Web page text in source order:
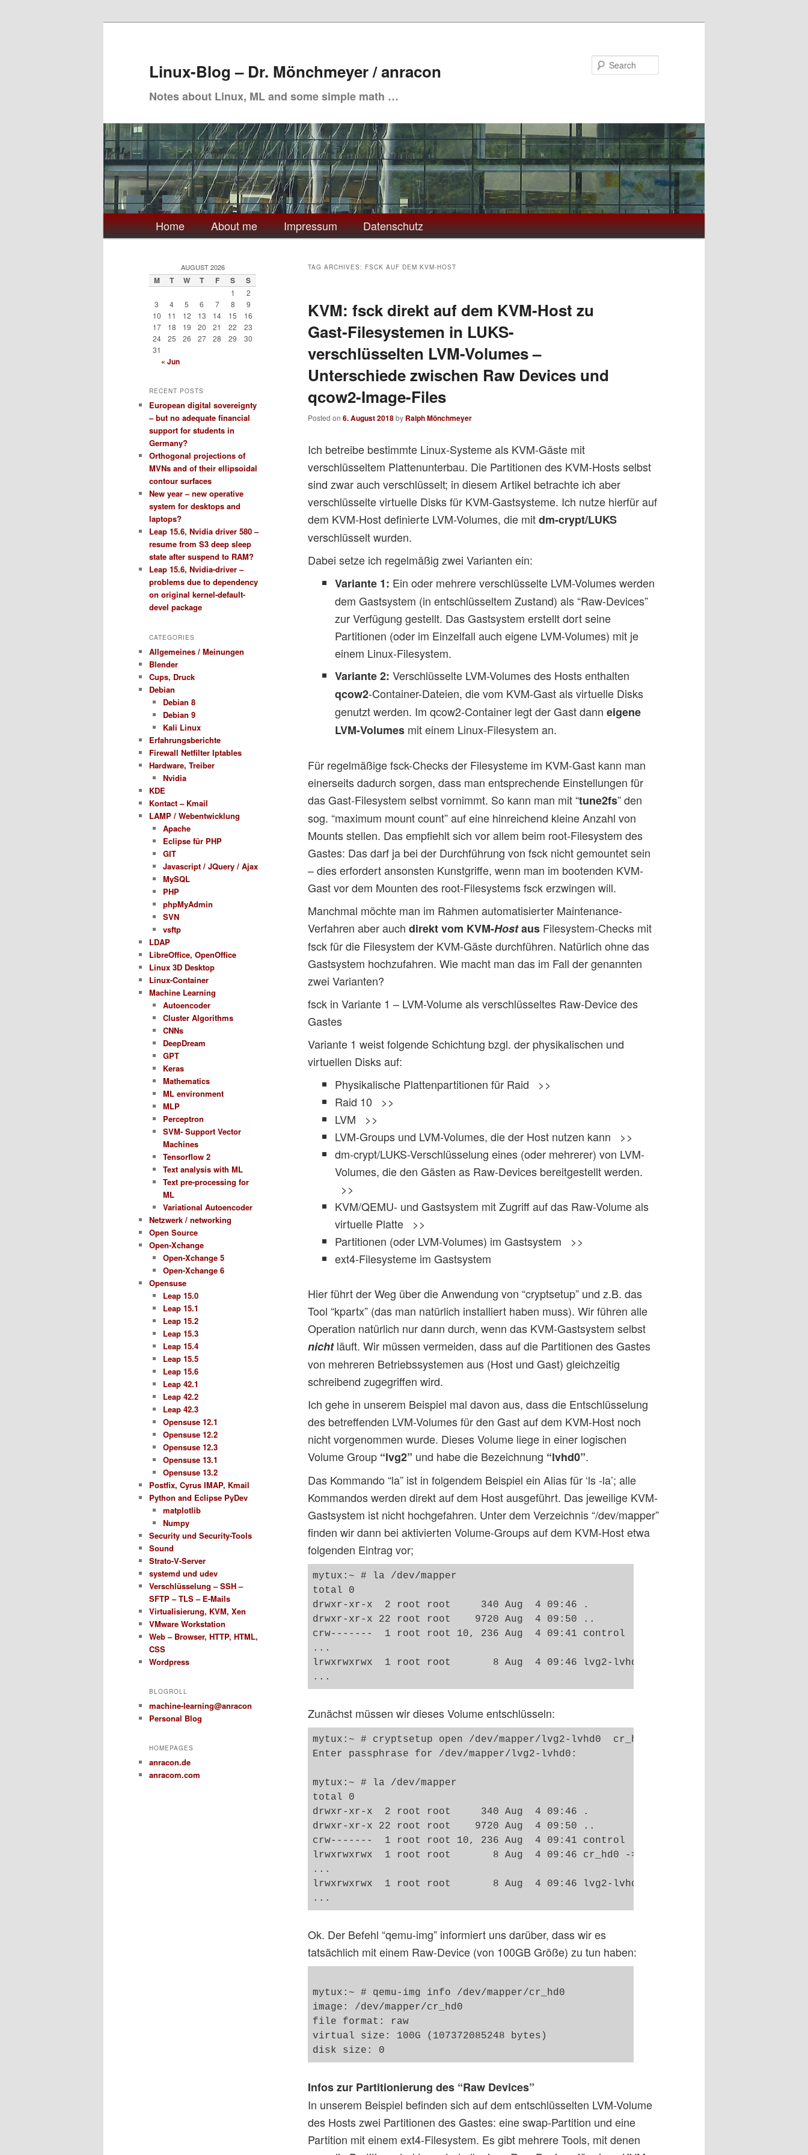
Linux-Blog – Dr. Mönchmeyer / anracon
Notes about Linux, ML and some simple math …
Main
menu
Home About me Impressum Datenschutz
TAG ARCHIVES: FSCK AUF DEM KVM-HOST
KVM: fsck direkt auf dem KVM-Host zu
Gast-Filesystemen in LUKS-
verschlüsselten LVM-Volumes –
Unterschiede zwischen Raw Devices und
qcow2-Image-Files
Posted on 6. August 2018by Ralph Mönchmeyer
Ich betreibe bestimmte Linux-Systeme als KVM-Gäste mit
verschlüsseltem Plattenunterbau. Die Partitionen des KVM-Hosts selbst
sind zwar auch verschlüsselt; in diesem Artikel betrachte ich aber
verschlüsselte virtuelle Disks für KVM-Gastsysteme. Ich nutze hierfür auf
dem KVM-Host definierte LVM-Volumes, die mitdm-crypt/LUKS
verschlüsselt wurden.
Dabei setze ich regelmäßig zwei Varianten ein:
Variante 1: Ein oder mehrere verschlüsselte LVM-Volumes werden
dem Gastsystem (in entschlüsseltem Zustand) als “Raw-Devices”
zur Verfügung gestellt. Das Gastsystem erstellt dort seine
Partitionen (oder im Einzelfall auch eigene LVM-Volumes) mit je
einem Linux-Filesystem.
Variante 2: Verschlüsselte LVM-Volumes des Hosts enthalten
qcow2-Container-Dateien, die vom KVM-Gast als virtuelle Disks
genutzt werden. Im qcow2-Container legt der Gast dann eigene
LVM-Volumes mit einem Linux-Filesystem an.
Für regelmäßige fsck-Checks der Filesysteme im KVM-Gast kann man
einerseits dadurch sorgen, dass man entsprechende Einstellungen für
das Gast-Filesystem selbst vornimmt. So kann man mit “tune2fs” den
sog. “maximum mount count” auf eine hinreichend kleine Anzahl von
Mounts stellen. Das empfiehlt sich vor allem beim root-Filesystem des
Gastes: Das darf ja bei der Durchführung von fsck nicht gemountet sein
– dies erfordert ansonsten Kunstgriffe, wenn man im bootenden KVM-
Gast vor dem Mounten des root-Filesystems fsck erzwingen will.
Manchmal möchte man im Rahmen automatisierter Maintenance-
Verfahren aber auch direkt vom KVM-Hostaus Filesystem-Checks mit
fsck für die Filesystem der KVM-Gäste durchführen. Natürlich ohne das
Gastsystem hochzufahren. Wie macht man das im Fall der genannten
zwei Varianten?
fsck in Variante 1 – LVM-Volume als verschlüsseltes Raw-Device des
Gastes
Variante 1 weist folgende Schichtung bzgl. der physikalischen und
virtuellen Disks auf:
Physikalische Plattenpartitionen für Raid >>
Raid 10 >>
LVM >>
LVM-Groups und LVM-Volumes, die der Host nutzen kann >>
dm-crypt/LUKS-Verschlüsselung eines (oder mehrerer) von LVM-
Volumes, die den Gästen as Raw-Devices bereitgestellt werden.
>>
KVM/QEMU- und Gastsystem mit Zugriff auf das Raw-Volume als
virtuelle Platte >>
Partitionen (oder LVM-Volumes) im Gastsystem >>
ext4-Filesysteme im Gastsystem
Hier führt der Weg über die Anwendung von “cryptsetup” und z.B. das
Tool “kpartx” (das man natürlich installiert haben muss). Wir führen alle
Operation natürlich nur dann durch, wenn das KVM-Gastsystem selbst
nichtläuft. Wir müssen vermeiden, dass auf die Partitionen des Gastes
von mehreren Betriebssystemen aus (Host und Gast) gleichzeitig
schreibend zugegriffen wird.
Ich gehe in unserem Beispiel mal davon aus, dass die Entschlüsselung
des betreffenden LVM-Volumes für den Gast auf dem KVM-Host noch
nicht vorgenommen wurde. Dieses Volume liege in einer logischen
Volume Group “lvg2” und habe die Bezeichnung “lvhd0”.
Das Kommando “la” ist in folgendem Beispiel ein Alias für ‘ls -la’; alle
Kommandos werden direkt auf dem Host ausgeführt. Das jeweilige KVM-
Gastsystem ist nicht hochgefahren. Unter dem Verzeichnis “/dev/mapper”
finden wir dann bei aktivierten Volume-Groups auf dem KVM-Host etwa
folgenden Eintrag vor;
mytux:~ # la /dev/mapper
total 0
drwxr-xr-x  2 root root     340 Aug  4 09:46 .
drwxr-xr-x 22 root root    9720 Aug  4 09:50 ..
crw-------  1 root root 10, 236 Aug  4 09:41 control
...
lrwxrwxrwx  1 root root       8 Aug  4 09:46 lvg2-lvhd0 -> ../dm-11
Zunächst müssen wir dieses Volume entschlüsseln:
mytux:~ # cryptsetup open /dev/mapper/lvg2-lvhd0  cr_hd0
Enter passphrase for /dev/mapper/lvg2-lvhd0:
mytux:~ # la /dev/mapper
total 0
drwxr-xr-x  2 root root     340 Aug  4 09:46 .
drwxr-xr-x 22 root root    9720 Aug  4 09:50 ..
crw-------  1 root root 10, 236 Aug  4 09:41 control
lrwxrwxrwx  1 root root       8 Aug  4 09:46 cr_hd0 -> ../dm-16
...
lrwxrwxrwx  1 root root       8 Aug  4 09:46 lvg2-lvhd0 -> ../dm-11
Ok. Der Befehl “qemu-img” informiert uns darüber, dass wir es
tatsächlich mit einem Raw-Device (von 100GB Größe) zu tun haben:
mytux:~ # qemu-img info /dev/mapper/cr_hd0
image: /dev/mapper/cr_hd0
file format: raw
virtual size: 100G (107372085248 bytes)
Infos zur Partitionierung des “Raw Devices”
In unserem Beispiel befinden sich auf dem entschlüsselten LVM-Volume
des Hosts zwei Partitionen des Gastes: eine swap-Partition und eine
Partition mit einem ext4-Filesystem. Es gibt mehrere Tools, mit denen
AUGUST 2026
M T W T F S S
1
2
3
4 5 6 7 8
9
10
11 12 13 14 15
16
17
18 19 20 21 22
23
24
25 26 27 28 29
30
31
« Jun
RECENT POSTS
European digital sovereignty
– but no adequate financial
support for students in
Germany?
Orthogonal projections of
MVNs and of their ellipsoidal
contour surfaces
New year – new operative
system for desktops and
laptops?
Leap 15.6, Nvidia driver 580 –
resume from S3 deep sleep
state after suspend to RAM?
Leap 15.6, Nvidia-driver –
problems due to dependency
on original kernel-default-
devel package
CATEGORIES
Allgemeines / Meinungen
Blender
Cups, Druck
Debian
Debian 8
Debian 9
Kali Linux
Erfahrungsberichte
Firewall Netfilter Iptables
Hardware, Treiber
Nvidia
KDE
Kontact – Kmail
LAMP / Webentwicklung
Apache
Eclipse für PHP
GIT
Javascript / JQuery / Ajax
MySQL
PHP
phpMyAdmin
SVN
vsftp
LDAP
LibreOffice, OpenOffice
Linux 3D Desktop
Linux-Container
Machine Learning
Autoencoder
Cluster Algorithms
CNNs
DeepDream
GPT
Keras
Mathematics
ML environment
MLP
Perceptron
SVM- Support Vector
Machines
Tensorflow 2
Text analysis with ML
Text pre-processing for
ML
Variational Autoencoder
Netzwerk / networking
Open Source
Open-Xchange
Open-Xchange 5
Open-Xchange 6
Opensuse
Leap 15.0
Leap 15.1
Leap 15.2
Leap 15.3
Leap 15.4
Leap 15.5
Leap 15.6
Leap 42.1
Leap 42.2
Leap 42.3
Opensuse 12.1
Opensuse 12.2
Opensuse 12.3
Opensuse 13.1
Opensuse 13.2
Postfix, Cyrus IMAP, Kmail
Python and Eclipse PyDev
matplotlib
Numpy
Security und Security-Tools
Sound
Strato-V-Server
systemd und udev
Verschlüsselung – SSH –
SFTP – TLS – E-Mails
Virtualisierung, KVM, Xen
VMware Workstation
Web – Browser, HTTP, HTML,
CSS
Wordpress
BLOGROLL
machine-learning@anracon
Personal Blog
HOMEPAGES
anracon.de
anracom.com